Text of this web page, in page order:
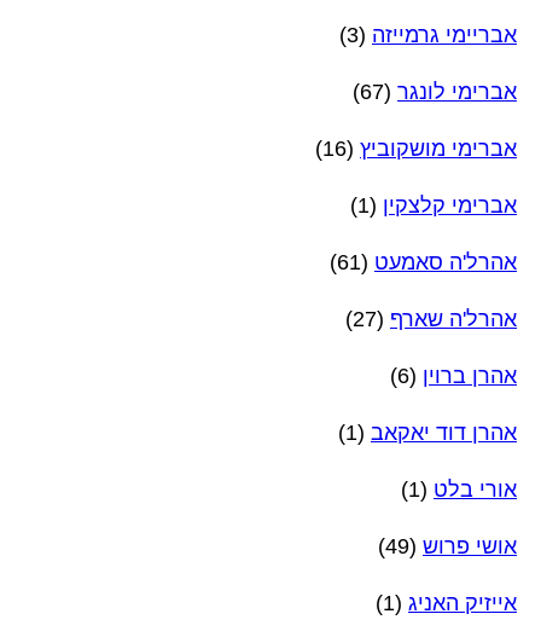
אבריימי גרמייזה (3)
אברימי לונגר (67)
אברימי מושקוביץ (16)
אברימי קלצקין (1)
אהרל'ה סאמעט (61)
אהרל'ה שארף (27)
אהרן ברוין (6)
אהרן דוד יאקאב (1)
אורי בלט (1)
אושי פרוש (49)
אייזיק האניג (1)